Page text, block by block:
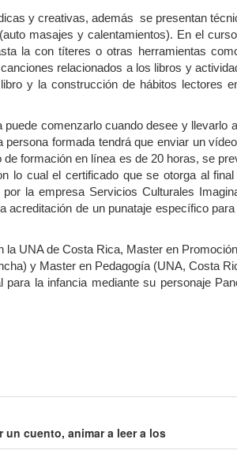
y creativas, además se presentan
masajes y calentamientos). En el
la con títeres o otras herramientas
relacionados a los libros y
y la construcción de hábitos lectores
comenzarlo cuando desee y llevarlo
formada tendrá que enviar un
formación en línea es de 20 horas, se
lo cual el certificado que se otorga al final
la empresa Servicios Culturales
de un punataje específico para
la UNA de Costa Rica, Master en
y Master en Pedagogía (UNA, Costa
la infancia mediante su personaje
un cuento, animar a leer a los